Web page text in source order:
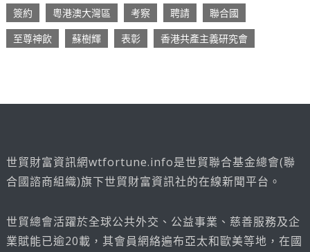
簽約
粵港澳大灣區 考察 聘請
聯合國
至尊神飲
蘇樹輝 表彰 香港共產主義研究會
世貿財富資訊網wtfortune.info是世貿聯合基金總會(聯
合國諮商組織)旗下世貿財富資訊社的在線新聞平台。
世貿總會活躍於全球公共外交、公益事業、慈善服務及企
業賦能已逾20載，其會員網絡遍布亞太和歐美等地，在國